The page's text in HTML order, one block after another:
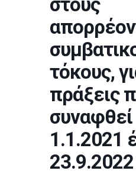
τόκους,
πράξεις
1.1.2021
23.9.2022